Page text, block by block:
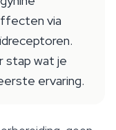
via
stap wat je
ervaring.